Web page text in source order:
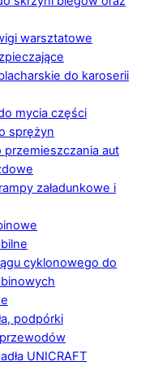
warsztatowe
do karoserii
mycia części
sprężyn
przemieszczania aut
załadunkowe i
cyklonowego do
podpórki
przewodów
UNICRAFT